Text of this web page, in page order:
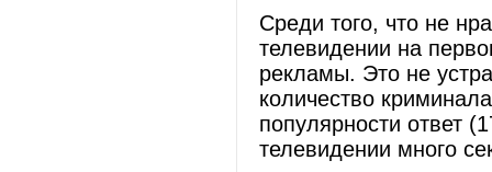
Среди того, что не
телевидении на
рекламы. Это не
количество
популярности ответ
телевидении много